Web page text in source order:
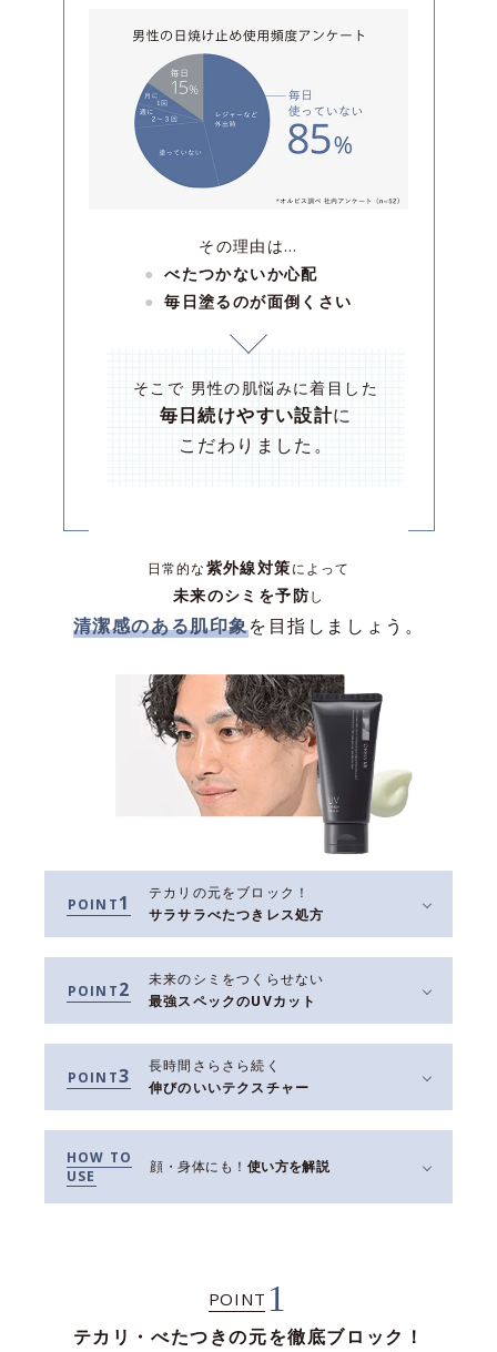
その理由は…
べたつかないか心配
毎日塗るのが面倒くさい
そこで 男性の肌悩みに着目した
毎日続けやすい設計に
こだわりました。
日常的な紫外線対策によって
未来のシミを予防し
清潔感のある肌印象を目指しましょう。
POINT1
テカリの元をブロック！
サラサラべたつきレス処方
POINT2
未来のシミをつくらせない
最強スペックのUVカット
POINT3
長時間さらさら続く
伸びのいいテクスチャー
HOW TO
USE
顔・身体にも！ 使い方を解説
POINT 1
テカリ・べたつきの元を徹底ブロック！